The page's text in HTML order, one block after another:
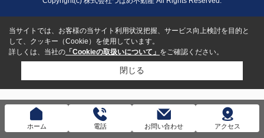
ホーム 電話 お問い合わせ アクセス
当サイトでは、お客様の当サイト利用状況把握、サービス向上検討を目的と
して、クッキー（Cookie）を使用しています。
詳しくは、当社の 「Cookieの取扱いについて」 をご確認ください。
閉じる